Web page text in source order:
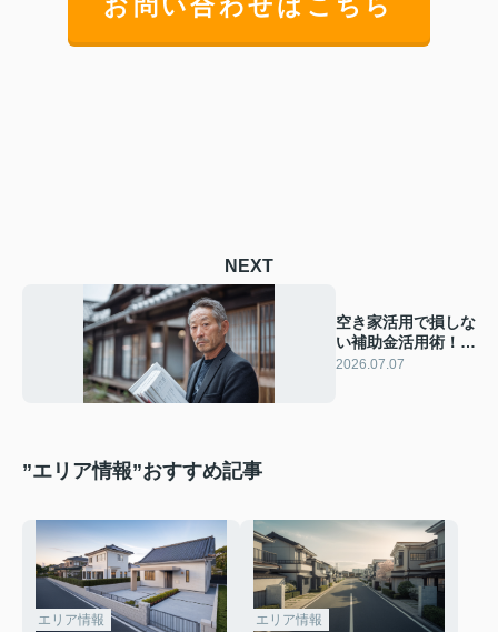
お問い合わせはこちら
NEXT
空き家活用で損しな
い補助金活用術！所
有者が知っておきた
2026.07.07
”エリア情報”おすすめ記事
エリア情報 エリア情報